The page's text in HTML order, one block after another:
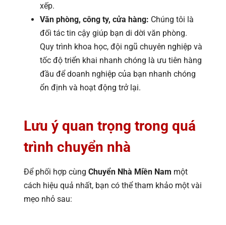
xếp.
Văn phòng, công ty, cửa hàng: Chúng tôi là
đối tác tin cậy giúp bạn di dời văn phòng.
Quy trình khoa học, đội ngũ chuyên nghiệp và
tốc độ triển khai nhanh chóng là ưu tiên hàng
đầu để doanh nghiệp của bạn nhanh chóng
ổn định và hoạt động trở lại.
Lưu ý quan trọng trong quá
trình chuyển nhà
Để phối hợp cùng Chuyển Nhà Miền Nam một
cách hiệu quả nhất, bạn có thể tham khảo một vài
mẹo nhỏ sau: